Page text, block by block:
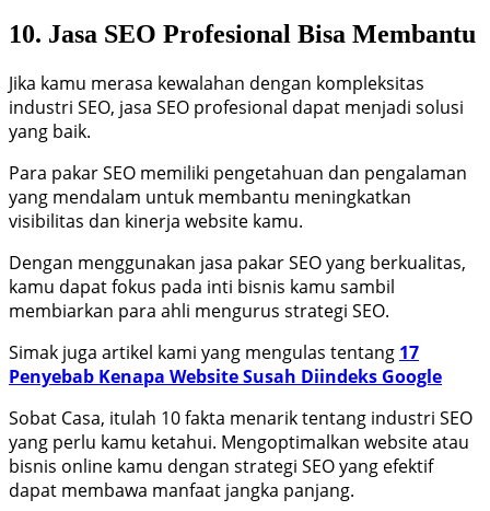
10. Jasa SEO Profesional Bisa Membantu
Jika kamu merasa kewalahan dengan kompleksitas
industri SEO, jasa SEO profesional dapat menjadi solusi
yang baik.
Para pakar SEO memiliki pengetahuan dan pengalaman
yang mendalam untuk membantu meningkatkan
visibilitas dan kinerja website kamu.
Dengan menggunakan jasa pakar SEO yang berkualitas,
kamu dapat fokus pada inti bisnis kamu sambil
membiarkan para ahli mengurus strategi SEO.
Simak juga artikel kami yang mengulas tentang 17
Penyebab Kenapa Website Susah Diindeks Google
Sobat Casa, itulah 10 fakta menarik tentang industri SEO
yang perlu kamu ketahui. Mengoptimalkan website atau
bisnis online kamu dengan strategi SEO yang efektif
dapat membawa manfaat jangka panjang.